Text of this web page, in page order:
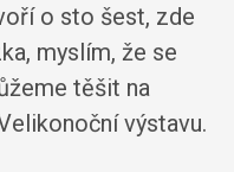
o sto šest, zde
myslím, že se
těšit na
výstavu.